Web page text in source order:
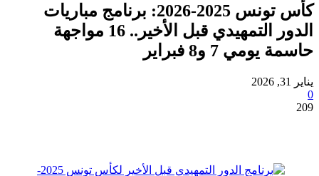
كأس تونس 2025-2026: برنامج مباريات
الدور التمهيدي قبل الأخير.. 16 مواجهة
7 و8 فبراير